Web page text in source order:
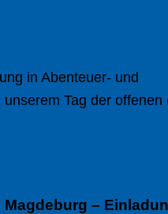
in Abenteuer- und
Tag der offenen
–